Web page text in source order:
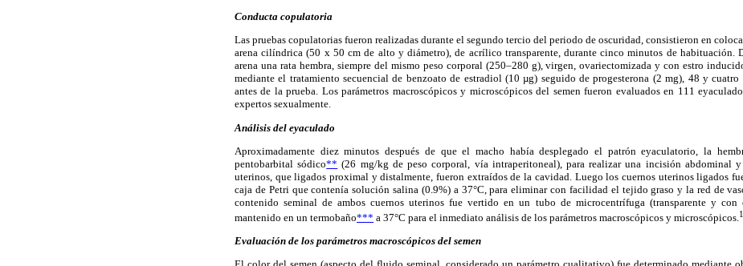
Conducta copulatoria
Las pruebas copulatorias fueron realizadas durante el segundo tercio del periodo de oscuridad, consistieron en
arena cilíndrica (50 x 50 cm de alto y diámetro), de acrílico transparente, durante cinco minutos de habituación.
arena una rata hembra, siempre del mismo peso corporal (250–280 g), virgen, ovariectomizada y con estro
mediante el tratamiento secuencial de benzoato de estradiol (10 µg) seguido de progesterona (2 mg), 48 y cuatro
antes de la prueba. Los parámetros macroscópicos y microscópicos del semen fueron evaluados en 111
expertos sexualmente.
Análisis del eyaculado
Aproximadamente diez minutos después de que el macho había desplegado el patrón eyaculatorio, la
pentobarbital sódico** (26 mg/kg de peso corporal, vía intraperitoneal), para realizar una incisión abdominal
uterinos, que ligados proximal y distalmente, fueron extraídos de la cavidad. Luego los cuernos uterinos ligados
caja de Petri que contenía solución salina (0.9%) a 37°C, para eliminar con facilidad el tejido graso y la red de
contenido seminal de ambos cuernos uterinos fue vertido en un tubo de microcentrífuga (transparente y con
mantenido en un termobaño*** a 37°C para el inmediato análisis de los parámetros macroscópicos y microscópicos.
Evaluación de los parámetros macroscópicos del semen